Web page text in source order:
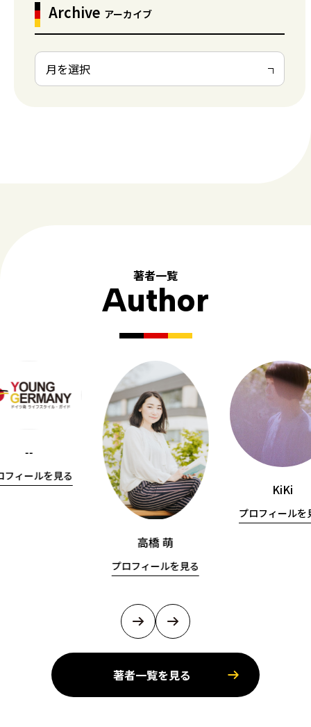
Archive アーカイブ
著者一覧
Author
--
フィールを見る
高橋 萌
プロフィールを見る
KiKi
プロフィールを
著者一覧を見る